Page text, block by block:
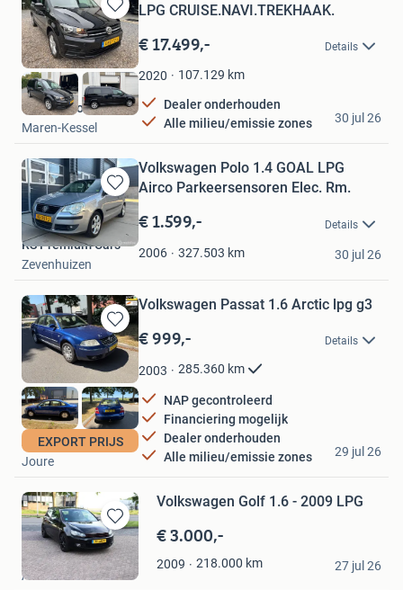
Bewaren
in
Mijn
Favorieten
LPG CRUISE.NAVI.TREKHAAK.
€ 17.499,- Details
2020 107.129 km
Dealer onderhouden
Alle milieu/emissie zones
GoGo Auto's
Maren-Kessel
30 jul 26
Bewaren
in
Mijn
Favorieten
Volkswagen Polo 1.4 GOAL LPG
Airco Parkeersensoren Elec. Rm.
€ 1.599,- Details
2006 327.503 km
RS Premium Cars
Zevenhuizen
30 jul 26
Bewaren
in
Mijn
Favorieten
EXPORT PRIJS
Volkswagen Passat 1.6 Arctic lpg g3
€ 999,- Details
2003 285.360 km
NAP gecontroleerd
Financiering mogelijk
Dealer onderhouden
Alle milieu/emissie zones
AutoPlein 50 C.V.
Joure
29 jul 26
Bewaren
in
Mijn
Favorieten
Volkswagen Golf 1.6 - 2009 LPG
€ 3.000,-
2009 218.000 km
Moaiad Mo
Almere
27 jul 26